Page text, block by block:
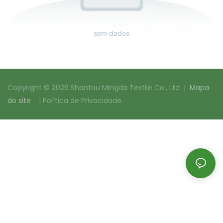
sem dados
Copyright © 2026 Shantou Mingda Textile Co., Ltd | Mapa
do site
| Política de Privacidade